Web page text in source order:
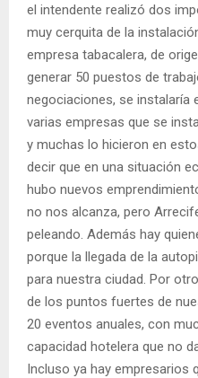
el intendente realizó dos
muy cerquita de la
empresa tabacalera, de
generar 50 puestos de
negociaciones, se instalaría
varias empresas que se
y muchas lo hicieron en
decir que en una situación
hubo nuevos
no nos alcanza, pero
peleando. Además hay
porque la llegada de la
para nuestra ciudad. Por
de los puntos fuertes de
20 eventos anuales, con
capacidad hotelera que no
Incluso ya hay empresarios